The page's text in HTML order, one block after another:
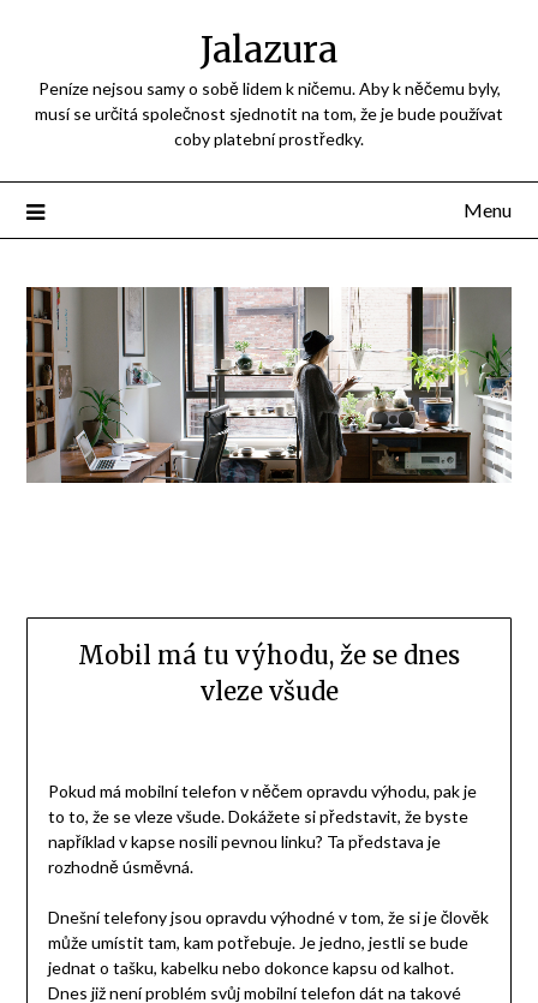
Jalazura
Peníze nejsou samy o sobě lidem k ničemu. Aby k něčemu byly,
musí se určitá společnost sjednotit na tom, že je bude používat
coby platební prostředky.
Menu
Mobil má tu výhodu, že se dnes
vleze všude
Pokud má mobilní telefon v něčem opravdu výhodu, pak je
to to, že se vleze všude. Dokážete si představit, že byste
například v kapse nosili pevnou linku? Ta představa je
rozhodně úsměvná.
Dnešní telefony jsou opravdu výhodné v tom, že si je člověk
může umístit tam, kam potřebuje. Je jedno, jestli se bude
jednat o tašku, kabelku nebo dokonce kapsu od kalhot.
Dnes již není problém svůj mobilní telefon dát na takové